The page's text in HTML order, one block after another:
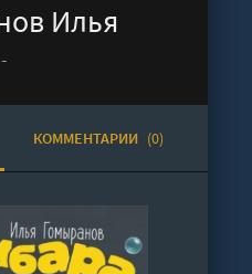
Илья
-
КОММЕНТАРИИ (0)